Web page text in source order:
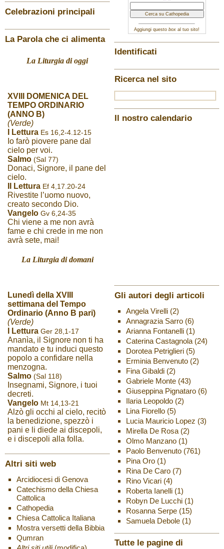
Celebrazioni principali
La Parola che ci alimenta
La Liturgia di oggi
XVIII DOMENICA DEL
TEMPO ORDINARIO
(ANNO B)
(Verde)
I Lettura Es 16,2-4.12-15
Io farò piovere pane dal
cielo per voi.
Salmo (Sal 77)
Donaci, Signore, il pane del
cielo.
II Lettura Ef 4,17.20-24
Rivestite l’uomo nuovo,
creato secondo Dio.
Vangelo Gv 6,24-35
Chi viene a me non avrà
fame e chi crede in me non
avrà sete, mai!
La Liturgia di domani
Lunedì della XVIII
settimana del Tempo
Ordinario (Anno B pari)
(Verde)
I Lettura Ger 28,1-17
Ananìa, il Signore non ti ha
mandato e tu induci questo
popolo a confidare nella
menzogna.
Salmo (Sal 118)
Insegnami, Signore, i tuoi
decreti.
Vangelo Mt 14,13-21
Alzò gli occhi al cielo, recitò
la benedizione, spezzò i
pani e li diede ai discepoli,
e i discepoli alla folla.
Altri siti web
Arcidiocesi di Genova
Catechismo della Chiesa
Cattolica
Cathopedia
Chiesa Cattolica Italiana
Mostra versetti della Bibbia
Qumran
Aggiungi questo box al tuo sito!
Identificati
Ricerca nel sito
Il nostro calendario
Gli autori degli articoli
Angela Virelli(2)
Annagrazia Sarro(6)
Arianna Fontanelli(1)
Caterina Castagnola(24)
Dorotea Petriglieri(5)
Erminia Benvenuto(2)
Fina Gibaldi(2)
Gabriele Monte(43)
Giuseppina Pignataro(6)
Ilaria Leopoldo(2)
Lina Fiorello(5)
Lucia Mauricio Lopez (3)
Mirella De Rosa(2)
Olmo Manzano(1)
Paolo Benvenuto(761)
Pina Oro(1)
Rina De Caro(7)
Rino Vicari(4)
Roberta Ianelli(1)
Robyn De Lucchi(1)
Rosanna Serpe(15)
Samuela Debole(1)
Tutte le pagine di